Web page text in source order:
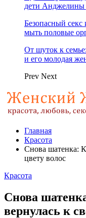
дети
Безопасный секс
мыть половые
От шуток к
и его молодая
Prev Next
Главная
Красота
Снова шатенка:
цвету волос
Красота
Снова
вернулась к